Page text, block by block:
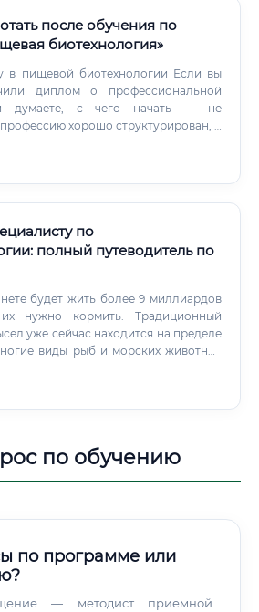
после обучения по
биотехнология»
в пищевой биотехнологии Если вы
диплом о профессиональной
и думаете, с чего начать — не
хорошо структурирован, и
сроки. Решите, что вам ближе:
по
полный путеводитель по
будет жить более 9 миллиардов
нужно кормить. Традиционный
уже сейчас находится на пределе
виды рыб и морских животных
по обучению
по программе или
— методист приемной